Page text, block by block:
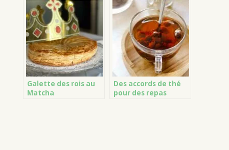
Galette des rois au
Matcha
Des accords de thé
pour des repas